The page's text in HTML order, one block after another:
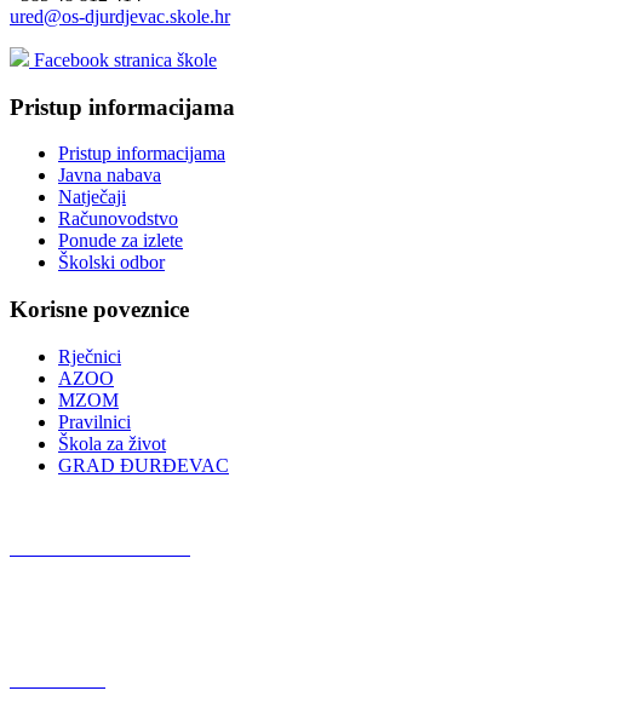
ured@os-djurdjevac.skole.hr
Facebook stranica škole
Pristup informacijama
Pristup informacijama
Javna nabava
Natječaji
Računovodstvo
Ponude za izlete
Školski odbor
Korisne poveznice
Rječnici
AZOO
MZOM
Pravilnici
Škola za život
GRAD ĐURĐEVAC